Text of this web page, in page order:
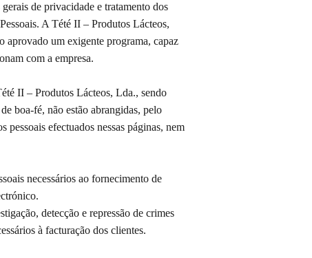
de privacidade e tratamento dos
A Tété II – Produtos Lácteos,
aprovado um exigente programa, capaz
com a empresa.
II – Produtos Lácteos, Lda., sendo
boa-fé, não estão abrangidas, pelo
pessoais efectuados nessas páginas, nem
necessários ao fornecimento de
detecção e repressão de crimes
à facturação dos clientes.